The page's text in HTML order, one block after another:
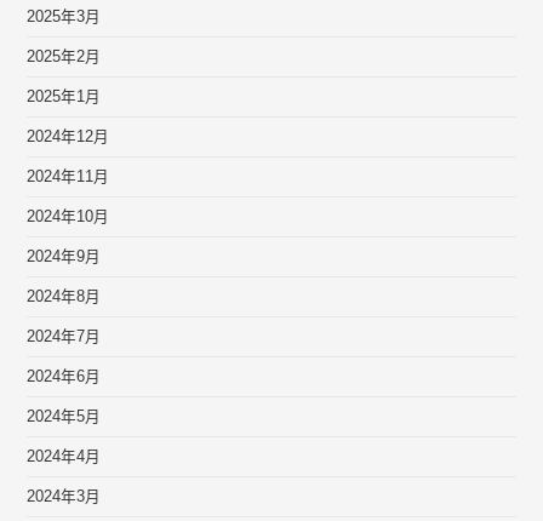
2025年3月
2025年2月
2025年1月
2024年12月
2024年11月
2024年10月
2024年9月
2024年8月
2024年7月
2024年6月
2024年5月
2024年4月
2024年3月